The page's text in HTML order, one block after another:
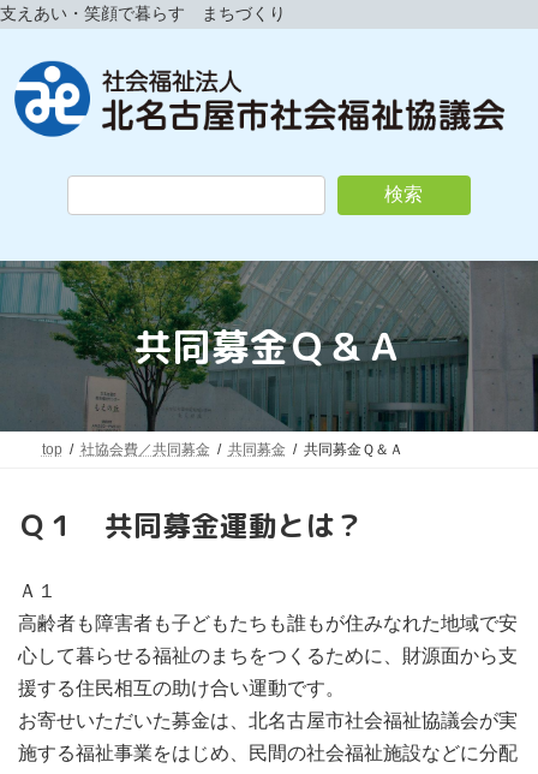
コ
ン
ン
ツ
ナ
ビ
ー
シ
支えあい・笑顔で暮らす まちづくり
検索
共同募金Ｑ＆Ａ
top 社協会費／共同募金 共同募金 共同募金Ｑ＆Ａ
Ｑ１ 共同募金運動とは？
Ａ１
高齢者も障害者も子どもたちも誰もが住みなれた地域で安
心して暮らせる福祉のまちをつくるために、財源面から支
援する住民相互の助け合い運動です。
お寄せいただいた募金は、北名古屋市社会福祉協議会が実
施する福祉事業をはじめ、民間の社会福祉施設などに分配